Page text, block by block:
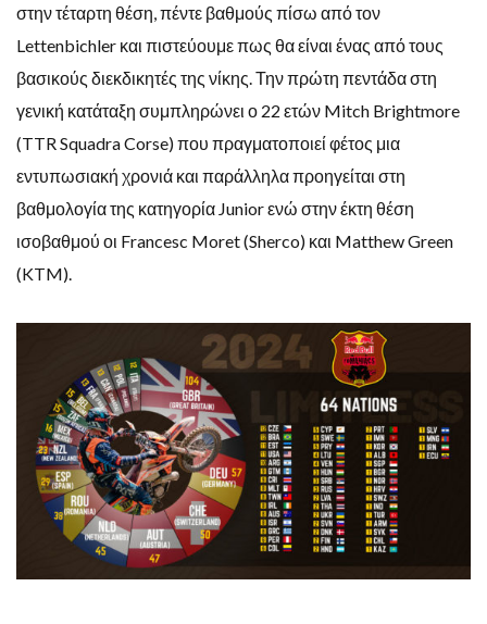
στην τέταρτη θέση, πέντε βαθμούς πίσω από τον
Lettenbichler και πιστεύουμε πως θα είναι ένας από τους
βασικούς διεκδικητές της νίκης. Την πρώτη πεντάδα στη
γενική κατάταξη συμπληρώνει ο 22 ετών Mitch Brightmore
(TTR Squadra Corse) που πραγματοποιεί φέτος μια
εντυπωσιακή χρονιά και παράλληλα προηγείται στη
βαθμολογία της κατηγορία Junior ενώ στην έκτη θέση
ισοβαθμού οι Francesc Moret (Sherco) και Matthew Green
(KTM).